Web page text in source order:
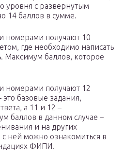
уровня с развернутым
14 баллов в сумме.
номерами получают 10
где необходимо написать
Максимум баллов, которое
номерами получают 12
это базовые задания,
а 11 и 12 –
баллов в данном случае –
и на других
ней можно ознакомиться в
ФИПИ.